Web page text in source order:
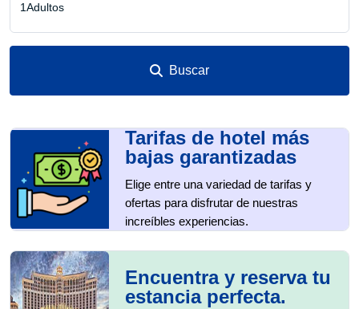
1Adultos
1 Alojamiento
0 Niños
Buscar
Tarifas de hotel más
bajas garantizadas
Elige entre una variedad de tarifas y
ofertas para disfrutar de nuestras
increíbles experiencias.
Encuentra y reserva tu
estancia perfecta.